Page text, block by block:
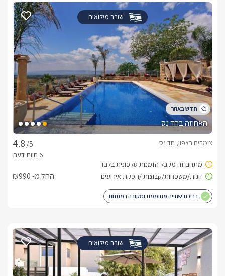
שובר מילואים
האחוזה בחד נס
/5
צימרים בצפון, חד נס
החל מ- ₪990
בריכת שחייה מחוממת ומקורה במתחם
שובר מילואים